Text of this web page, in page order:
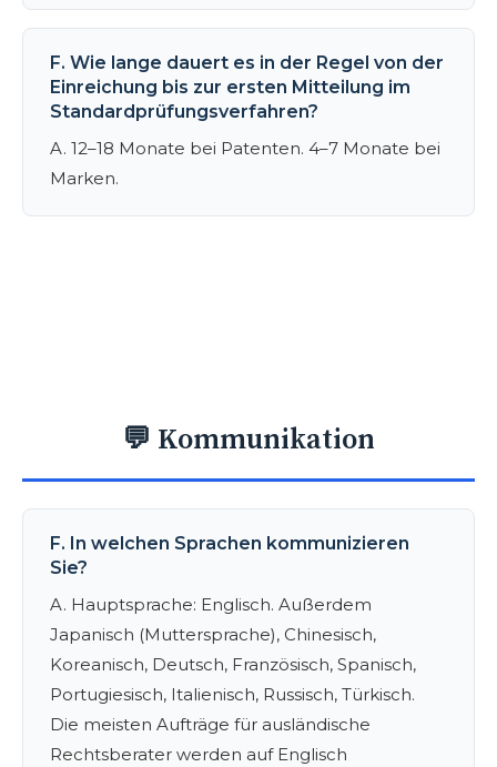
F. Wie lange dauert es in der Regel von der
Einreichung bis zur ersten Mitteilung im
Standardprüfungsverfahren?
A. 12–18 Monate bei Patenten. 4–7 Monate bei
Marken.
💬 Kommunikation
F. In welchen Sprachen kommunizieren
Sie?
A. Hauptsprache: Englisch. Außerdem
Japanisch (Muttersprache), Chinesisch,
Koreanisch, Deutsch, Französisch, Spanisch,
Portugiesisch, Italienisch, Russisch, Türkisch.
Die meisten Aufträge für ausländische
Rechtsberater werden auf Englisch